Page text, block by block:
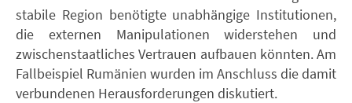
stabile Region benötigte unabhängige Institutionen,
die externen Manipulationen widerstehen und
zwischenstaatliches Vertrauen aufbauen könnten. Am
Fallbeispiel Rumänien wurden im Anschluss die damit
verbundenen Herausforderungen diskutiert.